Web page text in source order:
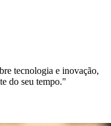
tecnologia e inovação,
do seu tempo."